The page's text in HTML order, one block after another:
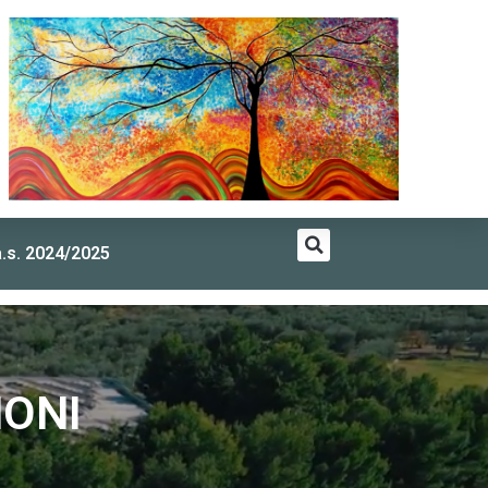
2024/2025